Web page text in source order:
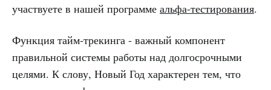
участвуете в нашей программе альфа-тестирования.
Функция тайм-трекинга - важный компонент
правильной системы работы над долгосрочными
целями. К слову, Новый Год характерен тем, что